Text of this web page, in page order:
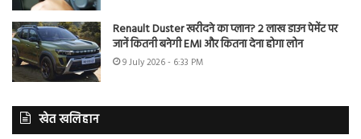
Renault Duster खरीदने का प्लान? 2 लाख डाउन पेमेंट पर
जानें कितनी बनेगी EMI और कितना देना होगा लोन
9 July 2026 - 6:33 PM
खेत खलिहान